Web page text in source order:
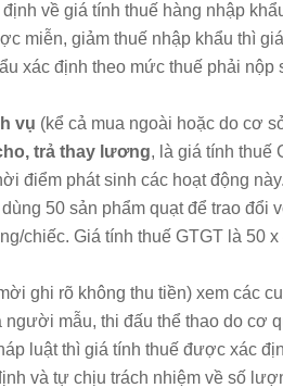
về giá tính thuế hàng nhập
miễn, giảm thuế nhập khẩu thì
xác định theo mức thuế phải
vụ (kể cả mua ngoài hoặc do cơ
trả thay lương, là giá tính thuế
điểm phát sinh các hoạt động này.
50 sản phẩm quạt để trao đổi
chiếc. Giá tính thuế GTGT là 50
ghi rõ không thu tiền) xem các
mẫu, thi đấu thể thao do cơ
luật thì giá tính thuế được xác
và tự chịu trách nhiệm về số